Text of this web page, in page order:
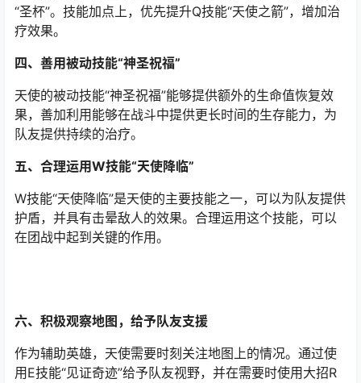
“圣杯”。技能加点上，优先提升Q技能“天使之箭”，增加治
疗效果。
四、善用被动技能“神圣祝福”
天使的被动技能“神圣祝福”能够提供额外的生命值恢复效
果，善加利用能够在战斗中提供更长时间的生存能力，为
队友提供持续的治疗。
五、合理运用W技能“天使降临”
W技能“天使降临”是天使的主要技能之一，可以为队友提供
护盾，并具有击晕敌人的效果。合理运用这个技能，可以
在团战中起到关键的作用。
六、积极观察地图，给予队友支援
作为辅助英雄，天使需要时刻关注地图上的情况。通过使
用E技能“见证奇迹”给予队友视野，并在需要时使用大招R